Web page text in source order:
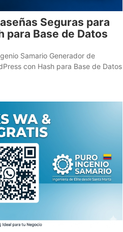
Seguras para
para Base de Datos
Samario Generador de
con Hash para Base de Datos